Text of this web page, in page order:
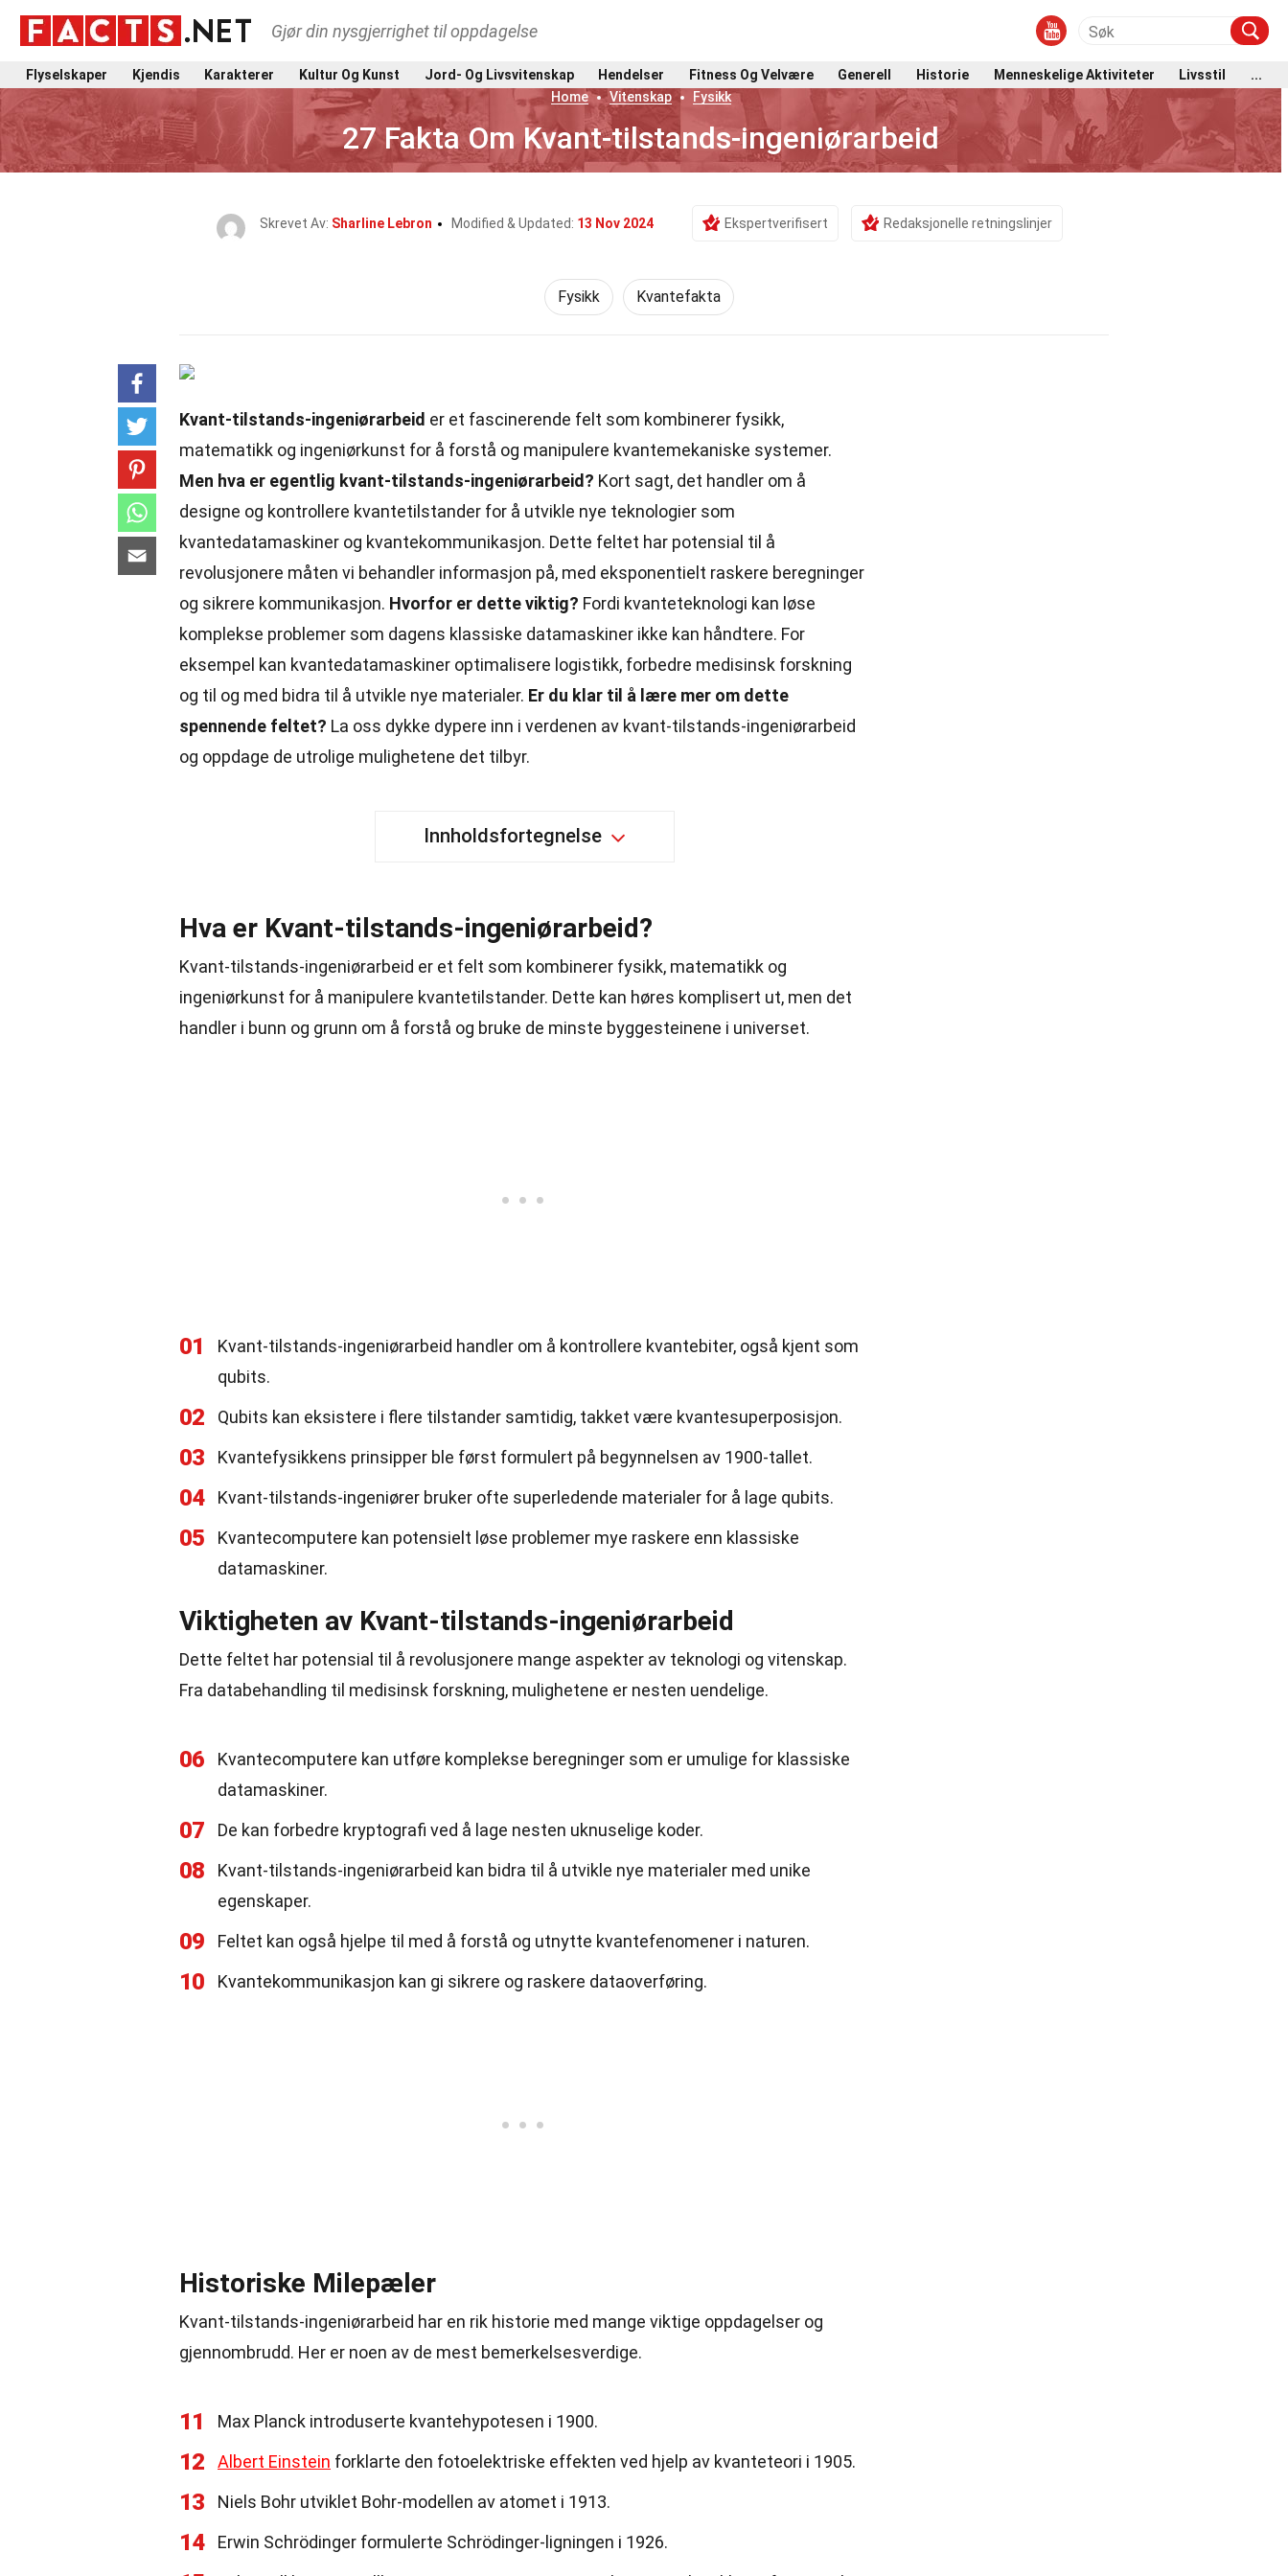
Gjør din nysgjerrighet til oppdagelse
Flyselskaper Kjendis Karakterer Kultur Og Kunst Jord- Og Livsvitenskap Hendelser Fitness Og Velvære Generell Historie Menneskelige Aktiviteter Livsstil
...
Home
Vitenskap Fysikk
27 Fakta Om Kvant-tilstands-ingeniørarbeid
Skrevet Av: Sharline Lebron Modified & Updated: 13 Nov 2024 Ekspertverifisert Redaksjonelle retningslinjer
Fysikk Kvantefakta
Kvant-tilstands-ingeniørarbeid er et fascinerende felt som kombinerer fysikk,
matematikk og ingeniørkunst for å forstå og manipulere kvantemekaniske systemer.
Men hva er egentlig kvant-tilstands-ingeniørarbeid? Kort sagt, det handler om å
designe og kontrollere kvantetilstander for å utvikle nye teknologier som
kvantedatamaskiner og kvantekommunikasjon. Dette feltet har potensial til å
revolusjonere måten vi behandler informasjon på, med eksponentielt raskere beregninger
og sikrere kommunikasjon. Hvorfor er dette viktig? Fordi kvanteteknologi kan løse
komplekse problemer som dagens klassiske datamaskiner ikke kan håndtere. For
eksempel kan kvantedatamaskiner optimalisere logistikk, forbedre medisinsk forskning
og til og med bidra til å utvikle nye materialer. Er du klar til å lære mer om dette
spennende feltet? La oss dykke dypere inn i verdenen av kvant-tilstands-ingeniørarbeid
og oppdage de utrolige mulighetene det tilbyr.
Innholdsfortegnelse
Hva er Kvant-tilstands-ingeniørarbeid?
Kvant-tilstands-ingeniørarbeid er et felt som kombinerer fysikk, matematikk og
ingeniørkunst for å manipulere kvantetilstander. Dette kan høres komplisert ut, men det
handler i bunn og grunn om å forstå og bruke de minste byggesteinene i universet.
01
Kvant-tilstands-ingeniørarbeid handler om å kontrollere kvantebiter, også kjent som
qubits.
02 Qubits kan eksistere i flere tilstander samtidig, takket være kvantesuperposisjon.
03 Kvantefysikkens prinsipper ble først formulert på begynnelsen av 1900-tallet.
04 Kvant-tilstands-ingeniører bruker ofte superledende materialer for å lage qubits.
05
Kvantecomputere kan potensielt løse problemer mye raskere enn klassiske
datamaskiner.
Viktigheten av Kvant-tilstands-ingeniørarbeid
Dette feltet har potensial til å revolusjonere mange aspekter av teknologi og vitenskap.
Fra databehandling til medisinsk forskning, mulighetene er nesten uendelige.
06
Kvantecomputere kan utføre komplekse beregninger som er umulige for klassiske
datamaskiner.
07 De kan forbedre kryptografi ved å lage nesten uknuselige koder.
08
Kvant-tilstands-ingeniørarbeid kan bidra til å utvikle nye materialer med unike
egenskaper.
09 Feltet kan også hjelpe til med å forstå og utnytte kvantefenomener i naturen.
10 Kvantekommunikasjon kan gi sikrere og raskere dataoverføring.
Historiske Milepæler
Kvant-tilstands-ingeniørarbeid har en rik historie med mange viktige oppdagelser og
gjennombrudd. Her er noen av de mest bemerkelsesverdige.
11 Max Planck introduserte kvantehypotesen i 1900.
12 Albert Einstein forklarte den fotoelektriske effekten ved hjelp av kvanteteori i 1905.
13 Niels Bohr utviklet Bohr-modellen av atomet i 1913.
14 Erwin Schrödinger formulerte Schrödinger-ligningen i 1926.